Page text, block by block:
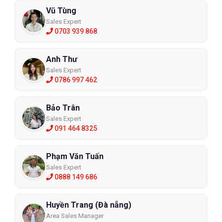
phong cách thể thao không lẫn đi đâu được. Cùng với đó là thiết
kế vô cùng tinh tế đem đến cho người dùng một sản phẩm giày
bảo hộ lao động thể thao tuyệt vời. Ziben thường thiên về các
và phù hợp với mọi đối tượng. Một kiểu thiết kế mới lạ của dòng
sản phẩm này đó là với những khóa vặn giúp điều chỉnh độ siết
chặt sao cho vừa với đôi chân. Tuy nhiên, giày Ziben thường có
Giày bảo hộ lao động thể thao Takumi
Vũ Tùng
Sales Expert
0703 939 868
Anh Thư
Sales Expert
0786 997 462
Bảo Trân
Sales Expert
091 464 8325
Phạm Văn Tuấn
Sales Expert
0888 149 686
Huyền Trang (Đà nẵng)
Area Sales Manager